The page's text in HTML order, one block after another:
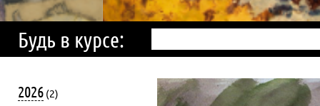
Будь в курсе:
2026 (2)